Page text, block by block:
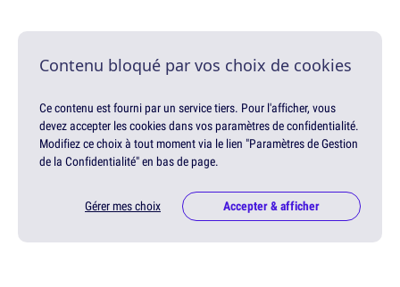
Contenu bloqué par vos choix de cookies
Ce contenu est fourni par un service tiers. Pour l'afficher, vous
devez accepter les cookies dans vos paramètres de confidentialité.
Modifiez ce choix à tout moment via le lien "Paramètres de Gestion
de la Confidentialité" en bas de page.
Gérer mes choix Accepter & afficher